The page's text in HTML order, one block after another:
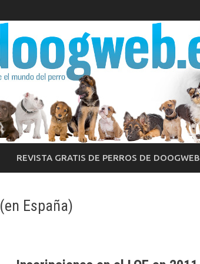
REVISTA GRATIS DE PERROS DE DOOGWEB
(en España)